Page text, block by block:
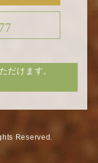
だけます。
Reserved.